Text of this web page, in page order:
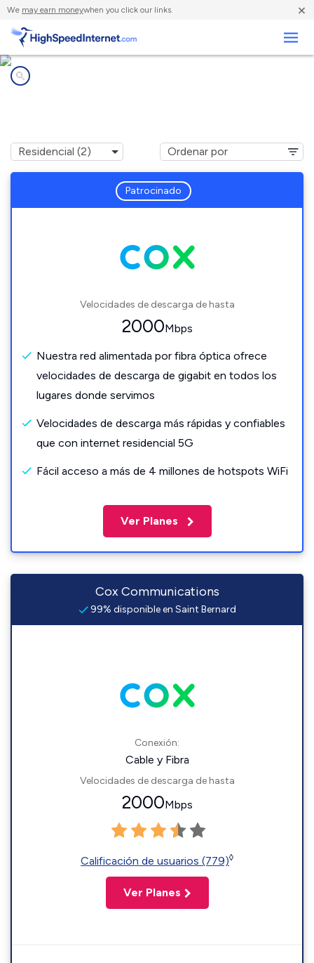
We may earn moneywhen you click our links. ×
Patrocinado
Velocidades de descarga de hasta
2000Mbps
Nuestra red alimentada por fibra óptica ofrece
velocidades de descarga de gigabit en todos los
lugares donde servimos
Velocidades de descarga más rápidas y confiables
que con internet residencial 5G
Fácil acceso a más de 4 millones de hotspots WiFi
Ver Planes
Cox Communications
99% disponible en Saint Bernard
Conexión:
Cable y Fibra
Velocidades de descarga de hasta
2000Mbps
Calificación de usuarios (779)◊
Ver Planes